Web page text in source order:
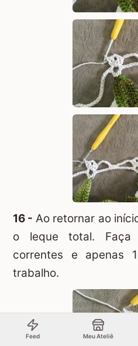
16 - Ao retornar ao
o leque total.
correntes e apenas
trabalho.
Feed Meu Ateliê